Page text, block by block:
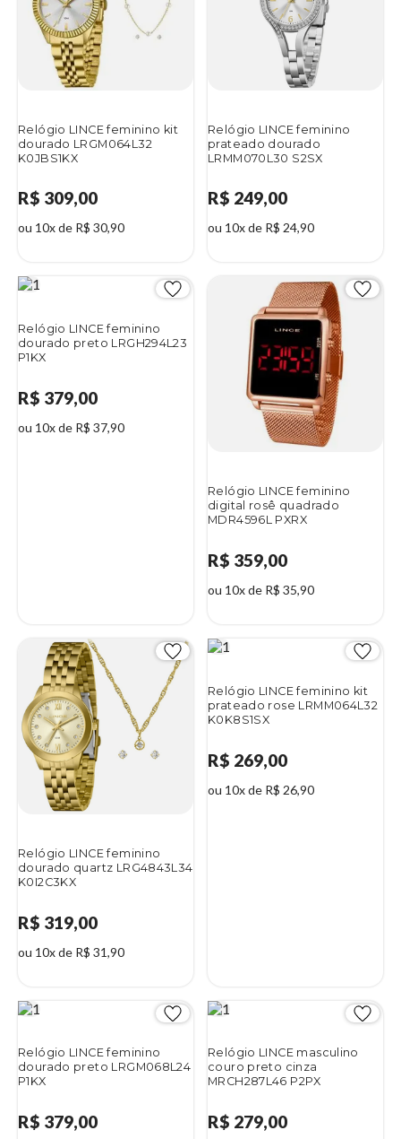
Relógio LINCE feminino kit
dourado LRGM064L32
K0JBS1KX
R$ 309,00
ou 10x de R$ 30,90
Relógio LINCE feminino
prateado dourado
LRMM070L30 S2SX
R$ 249,00
ou 10x de R$ 24,90
Relógio LINCE feminino
dourado preto LRGH294L23
P1KX
R$ 379,00
ou 10x de R$ 37,90
Relógio LINCE feminino
digital rosê quadrado
MDR4596L PXRX
R$ 359,00
ou 10x de R$ 35,90
Relógio LINCE feminino
dourado quartz LRG4843L34
K0I2C3KX
R$ 319,00
ou 10x de R$ 31,90
Relógio LINCE feminino kit
prateado rose LRMM064L32
K0K8S1SX
R$ 269,00
ou 10x de R$ 26,90
Relógio LINCE feminino
dourado preto LRGM068L24
P1KX
R$ 379,00
Relógio LINCE masculino
couro preto cinza
MRCH287L46 P2PX
R$ 279,00